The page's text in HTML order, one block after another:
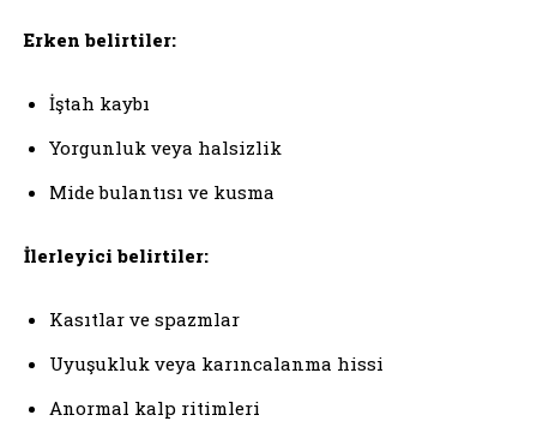
Erken belirtiler:
İştah kaybı
Yorgunluk veya halsizlik
Mide bulantısı ve kusma
İlerleyici belirtiler:
Kasıtlar ve spazmlar
Uyuşukluk veya karıncalanma hissi
Anormal kalp ritimleri